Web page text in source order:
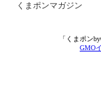
くまポンマガジン
「くまポン
GMO